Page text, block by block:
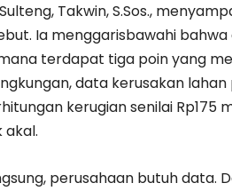
Takwin, S.Sos.,
Ia menggarisbawahi
terdapat tiga poin yang
data kerusakan
kerugian senilai Rp175
akal.
perusahaan butuh data.